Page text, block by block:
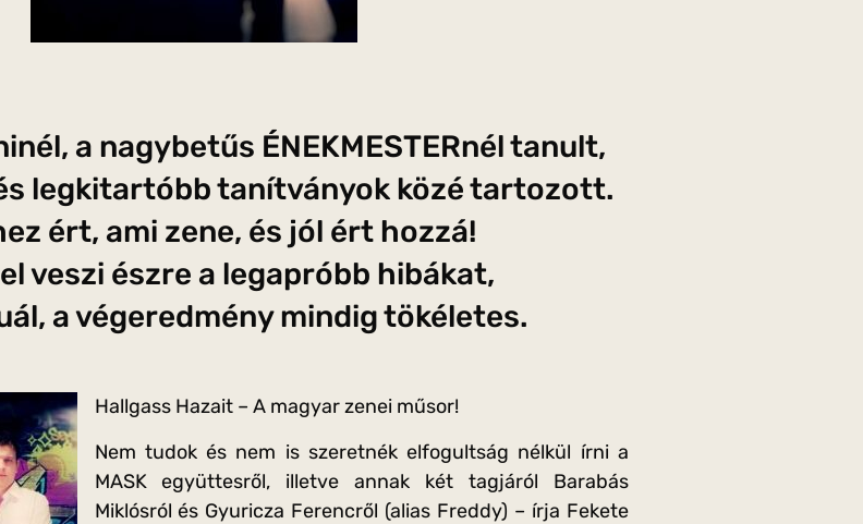
a nagybetűs ÉNEKMESTERnél tanult,
legkitartóbb tanítványok közé tartozott.
ért, ami zene, és jól ért hozzá!
veszi észre a legapróbb hibákat,
a végeredmény mindig tökéletes.
Hallgass Hazait – A magyar zenei műsor!
Nem tudok és nem is szeretnék elfogultság nélkül írni a
MASK együttesről, illetve annak két tagjáról Barabás
Miklósról és Gyuricza Ferencről (alias Freddy) – írja Fekete